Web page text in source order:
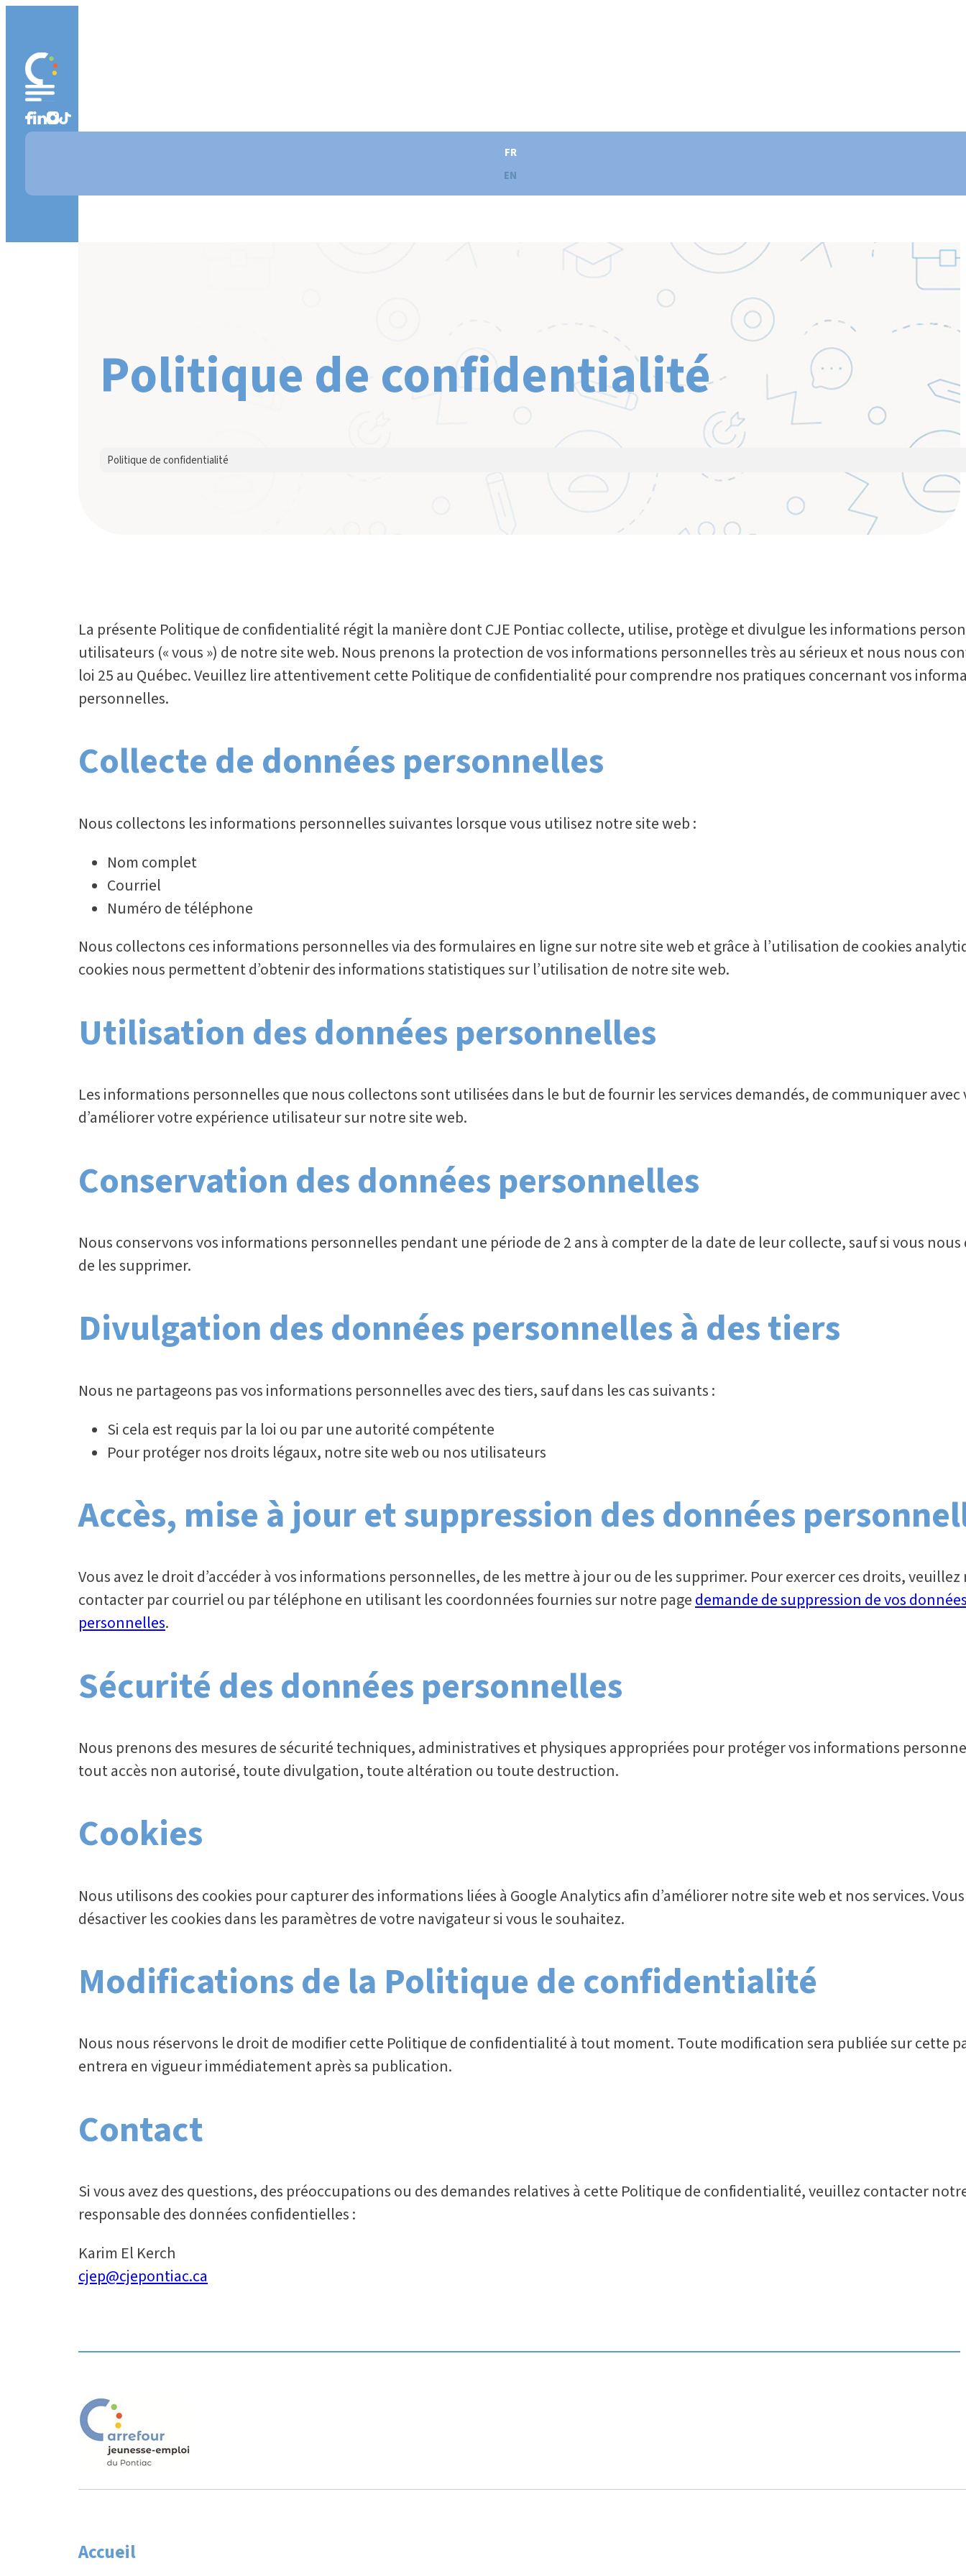
FR
EN
Politique de confidentialité
Politique de confidentialité
La présente Politique de confidentialité régit la manière dont CJE Pontiac collecte, utilise, protège et divulgue les informations
utilisateurs (« vous ») de notre site web. Nous prenons la protection de vos informations personnelles très au sérieux et nous nous
loi 25 au Québec. Veuillez lire attentivement cette Politique de confidentialité pour comprendre nos pratiques concernant vos
personnelles.
Collecte de données personnelles
Nous collectons les informations personnelles suivantes lorsque vous utilisez notre site web :
Nom complet
Courriel
Numéro de téléphone
Nous collectons ces informations personnelles via des formulaires en ligne sur notre site web et grâce à l’utilisation de cookies
cookies nous permettent d’obtenir des informations statistiques sur l’utilisation de notre site web.
Utilisation des données personnelles
Les informations personnelles que nous collectons sont utilisées dans le but de fournir les services demandés, de communiquer avec
d’améliorer votre expérience utilisateur sur notre site web.
Conservation des données personnelles
Nous conservons vos informations personnelles pendant une période de 2 ans à compter de la date de leur collecte, sauf si vous
de les supprimer.
Divulgation des données personnelles à des tiers
Nous ne partageons pas vos informations personnelles avec des tiers, sauf dans les cas suivants :
Si cela est requis par la loi ou par une autorité compétente
Pour protéger nos droits légaux, notre site web ou nos utilisateurs
Accès, mise à jour et suppression des données
Vous avez le droit d’accéder à vos informations personnelles, de les mettre à jour ou de les supprimer. Pour exercer ces droits, veuillez
contacter par courriel ou par téléphone en utilisant les coordonnées fournies sur notre pagedemande de suppression de vos
personnelles.
Sécurité des données personnelles
Nous prenons des mesures de sécurité techniques, administratives et physiques appropriées pour protéger vos informations
tout accès non autorisé, toute divulgation, toute altération ou toute destruction.
Cookies
Nous utilisons des cookies pour capturer des informations liées à Google Analytics afin d’améliorer notre site web et nos services.
désactiver les cookies dans les paramètres de votre navigateur si vous le souhaitez.
Modifications de la Politique de confidentialité
Nous nous réservons le droit de modifier cette Politique de confidentialité à tout moment. Toute modification sera publiée sur cette
entrera en vigueur immédiatement après sa publication.
Contact
Si vous avez des questions, des préoccupations ou des demandes relatives à cette Politique de confidentialité, veuillez contacter
responsable des données confidentielles :
Karim El Kerch
cjep@cjepontiac.ca
Accueil